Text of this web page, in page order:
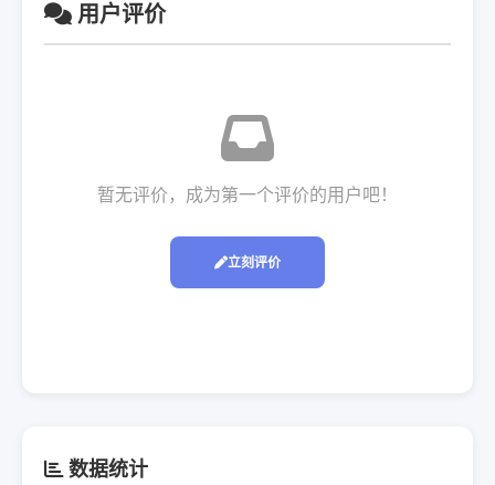
用户评价
暂无评价，成为第一个评价的用户吧！
立刻评价
数据统计